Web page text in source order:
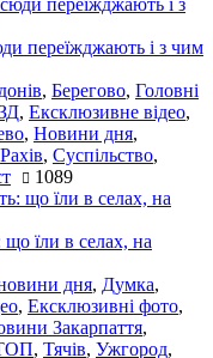
переїжджають і з чим
, Берегово, Головні
, Ексклюзивне відео,
, Новини дня,
Рахів, Суспільство,
1089
їли в селах, на
дня, Думка,
, Ексклюзивні фото,
Закарпаття,
, Тячів, Ужгород,